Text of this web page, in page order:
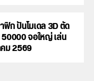
ก ปั้นโมเดล 3D ตัด
จอใหญ่ เล่น
ม 2569